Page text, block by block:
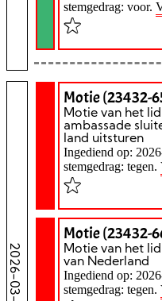
stemgedrag: voor.
2026-03-17
Motie (23432-
Motie van het
ambassade
land uitsturen
Ingediend op:
stemgedrag: tegen.
Motie (23432-
Motie van het
van Nederland
Ingediend op:
stemgedrag: tegen.